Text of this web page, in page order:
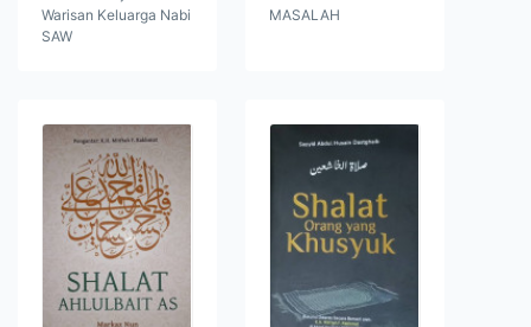
Warisan Keluarga Nabi
SAW
MASALAH